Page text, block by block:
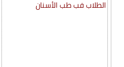
الطلاب فب طب الأسنان